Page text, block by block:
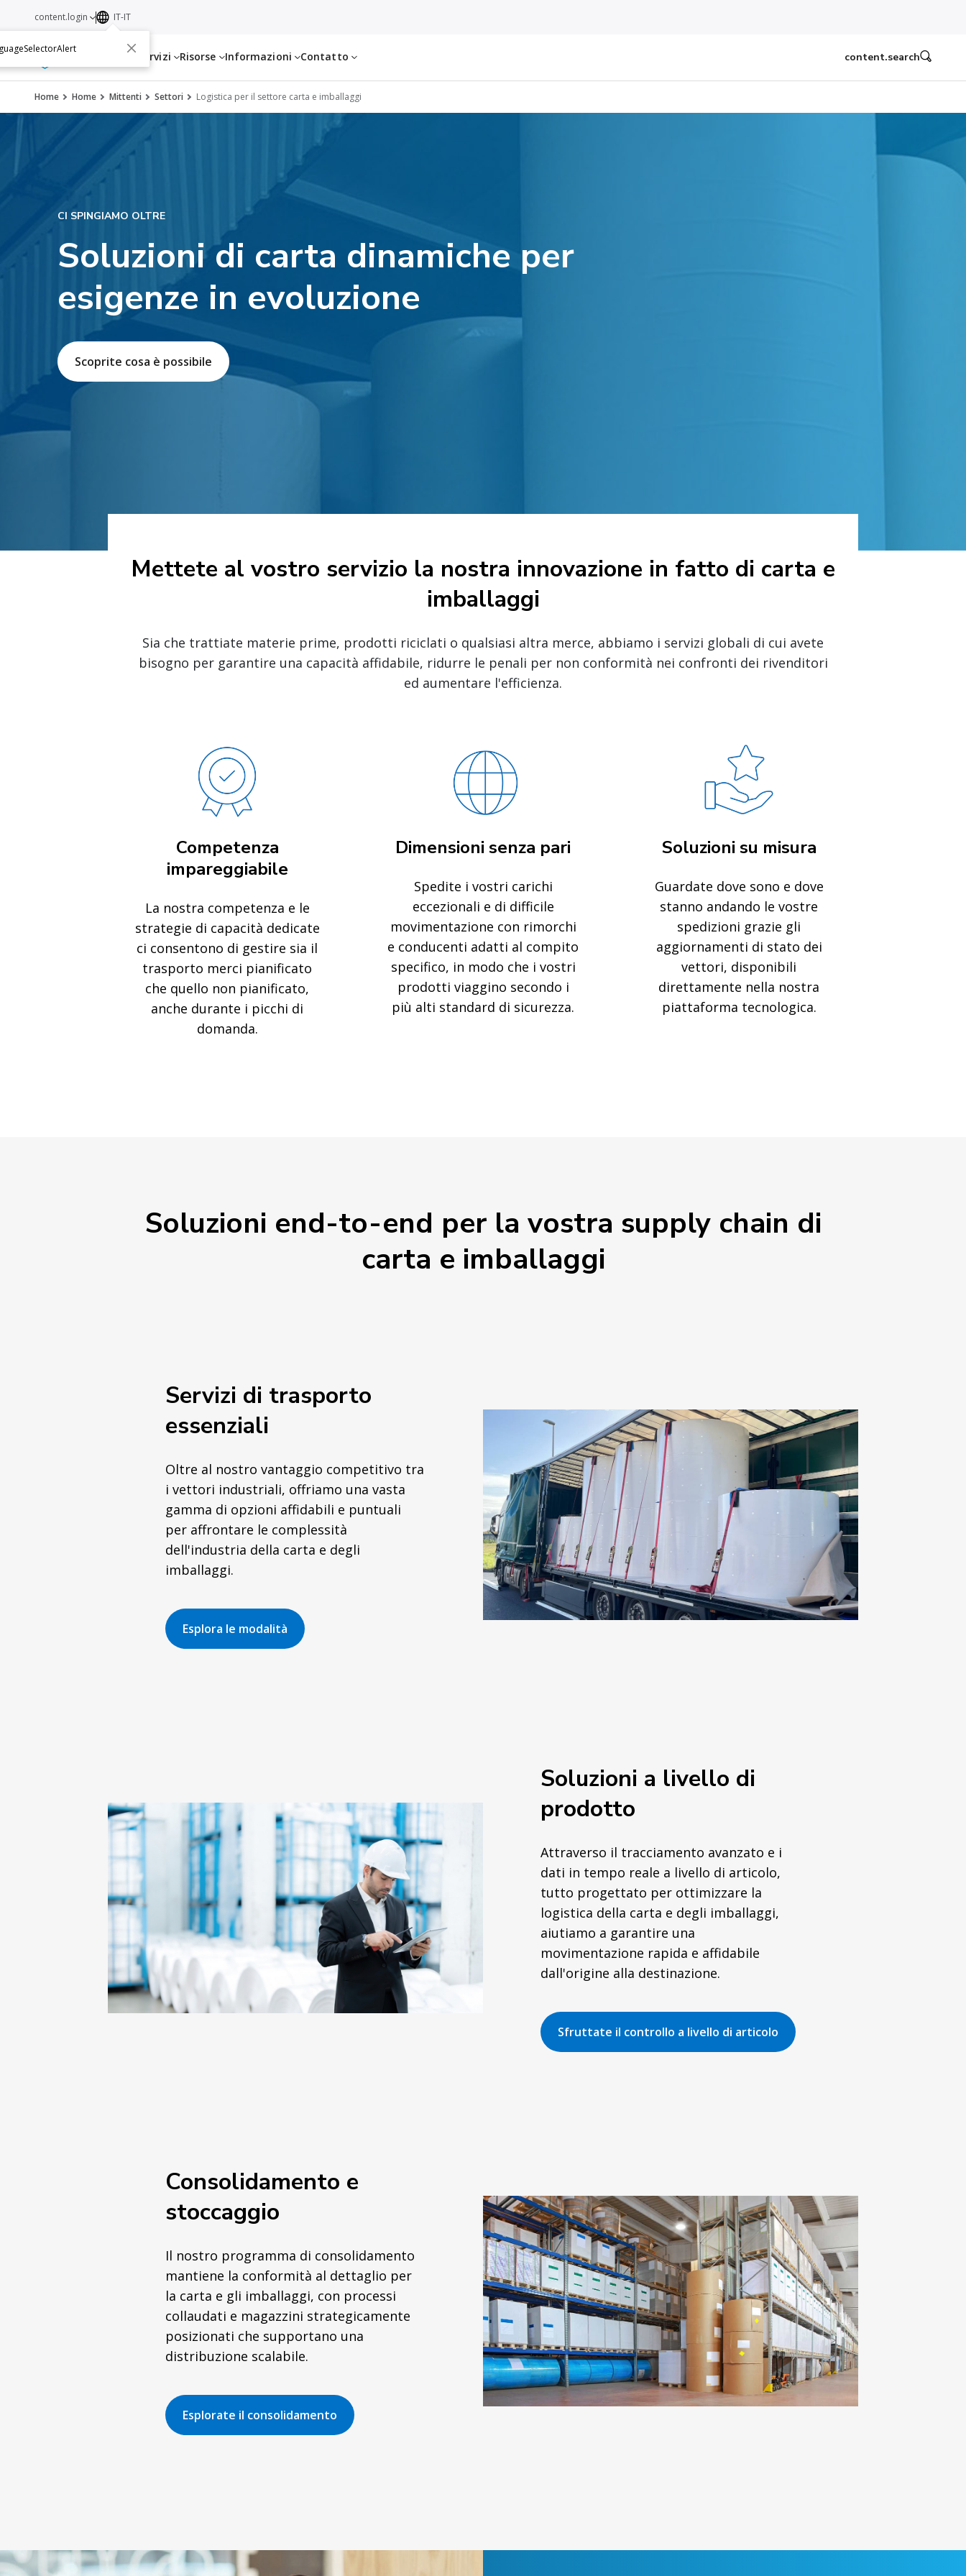
Servizi Risorse Informazioni Contatto
content.login IT-IT
content.search
Home Home Mittenti Settori Logistica per il settore carta e imballaggi
CI SPINGIAMO OLTRE
Soluzioni di carta dinamiche per
esigenze in evoluzione
Scoprite cosa è possibile
Mettete al vostro servizio la nostra innovazione in fatto di carta e
imballaggi
Sia che trattiate materie prime, prodotti riciclati o qualsiasi altra merce, abbiamo i servizi globali di cui avete
bisogno per garantire una capacità affidabile, ridurre le penali per non conformità nei confronti dei rivenditori
ed aumentare l'efficienza.
Competenza
impareggiabile
La nostra competenza e le
strategie di capacità dedicate
ci consentono di gestire sia il
trasporto merci pianificato
che quello non pianificato,
anche durante i picchi di
domanda.
Dimensioni senza pari
Spedite i vostri carichi
eccezionali e di difficile
movimentazione con rimorchi
e conducenti adatti al compito
specifico, in modo che i vostri
prodotti viaggino secondo i
più alti standard di sicurezza.
Soluzioni su misura
Guardate dove sono e dove
stanno andando le vostre
spedizioni grazie gli
aggiornamenti di stato dei
vettori, disponibili
direttamente nella nostra
piattaforma tecnologica.
Soluzioni end-to-end per la vostra supply chain di
carta e imballaggi
Servizi di trasporto
essenziali
Oltre al nostro vantaggio competitivo tra
i vettori industriali, offriamo una vasta
gamma di opzioni affidabili e puntuali
per affrontare le complessità
dell'industria della carta e degli
imballaggi.
Esplora le modalità
Soluzioni a livello di
prodotto
Attraverso il tracciamento avanzato e i
dati in tempo reale a livello di articolo,
tutto progettato per ottimizzare la
logistica della carta e degli imballaggi,
aiutiamo a garantire una
movimentazione rapida e affidabile
dall'origine alla destinazione.
Sfruttate il controllo a livello di articolo
Consolidamento e
stoccaggio
Il nostro programma di consolidamento
mantiene la conformità al dettaglio per
la carta e gli imballaggi, con processi
collaudati e magazzini strategicamente
posizionati che supportano una
distribuzione scalabile.
Esplorate il consolidamento